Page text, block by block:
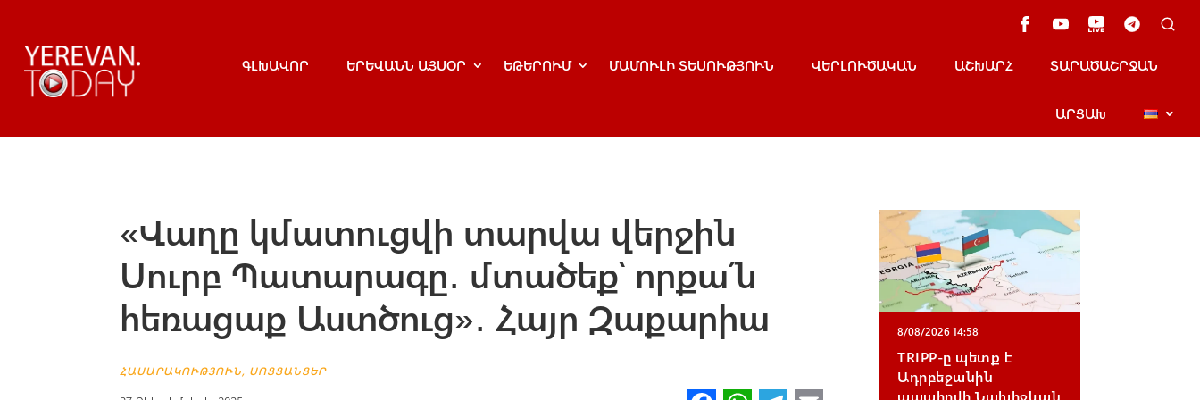
ԳԼԽԱՎՈՐ ԵՐԵՎԱՆՆ ԱՅՍՕՐ ԵԹԵՐՈՒՄ ՄԱՄՈՒԼԻ ՏԵՍՈՒԹՅՈՒՆ ՎԵՐԼՈՒԾԱԿԱՆ ԱՇԽԱՐՀ ՏԱՐԱԾԱՇՐՋԱՆ
ԱՐՑԱԽ
«Վաղը կմատուցվի տարվա վերջին
Սուրբ Պատարագը․ մտածեք՝ որքա՛ն
հեռացաք Աստծուց»․ Հայր Զաքարիա
ՀԱՍԱՐԱԿՈՒԹՅՈՒՆ, ՍՈՑՑԱՆՑԵՐ
8/08/2026 14:58
TRIPP-ը պետք է
Ադրբեջանին
ապահովի Նախիջևան